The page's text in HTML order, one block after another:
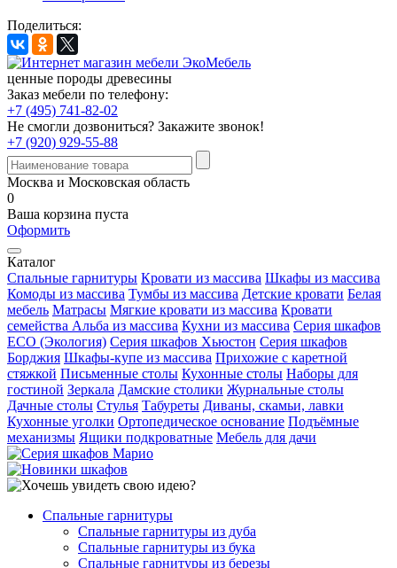
Поделиться:
ценные породы древесины
Заказ мебели по телефону:
+7 (495) 741-82-02
Не смогли дозвониться? Закажите звонок!
+7 (920) 929-55-88
Москва и Московская область
0
Ваша корзина пуста
Оформить
Каталог
Спальные гарнитуры Кровати из массива Шкафы из массива
Комоды из массива Тумбы из массива Детские кровати Белая
мебель Матрасы Мягкие кровати из массива Кровати
семейства Альба из массива Кухни из массива Серия шкафов
ECO (Экология) Серия шкафов Хьюстон Серия шкафов
Борджия Шкафы-купе из массива Прихожие с каретной
стяжкой Письменные столы Кухонные столы Наборы для
гостиной Зеркала Дамские столики Журнальные столы
Дачные столы Стулья Табуреты Диваны, скамьи, лавки
Кухонные уголки Ортопедическое основание Подъёмные
механизмы Ящики подкроватные Мебель для дачи
Спальные гарнитуры
Спальные гарнитуры из дуба
Спальные гарнитуры из бука
Спальные гарнитуры из березы